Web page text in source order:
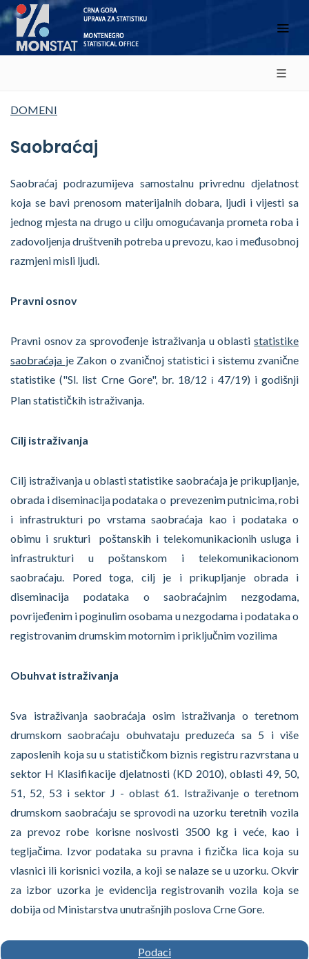
DOMENI
Saobraćaj
Saobraćaj podrazumijeva samostalnu privrednu djelatnost
koja se bavi prenosom materijalnih dobara, ljudi i vijesti sa
jednog mjesta na drugo u cilju omogućavanja prometa roba i
zadovoljenja društvenih potreba u prevozu, kao i međusobnoj
razmjeni misli ljudi.
Pravni osnov
Pravni osnov za sprovođenje istraživanja u oblasti statistike
saobraćaja je Zakon o zvaničnoj statistici i sistemu zvanične
statistike ("Sl. list Crne Gore", br. 18/12 i 47/19) i godišnji
Plan statističkih istraživanja.
Cilj istraživanja
Cilj istraživanja u oblasti statistike saobraćaja je prikupljanje,
obrada i diseminacija podataka o prevezenim putnicima, robi
i infrastrukturi po vrstama saobraćaja kao i podataka o
obimu i srukturi poštanskih i telekomunikacionih usluga i
infrastrukturi u poštanskom i telekomunikacionom
saobraćaju. Pored toga, cilj je i prikupljanje obrada i
diseminacija podataka o saobraćajnim nezgodama,
povrijeđenim i poginulim osobama u nezgodama i podataka o
registrovanim drumskim motornim i priključnim vozilima
Obuhvat istraživanja
Sva istraživanja saobraćaja osim istraživanja o teretnom
drumskom saobraćaju obuhvataju preduzeća sa 5 i više
zaposlenih koja su u statističkom biznis registru razvrstana u
sektor H Klasifikacije djelatnosti (KD 2010), oblasti 49, 50,
51, 52, 53 i sektor J - oblast 61. Istraživanje o teretnom
drumskom saobraćaju se sprovodi na uzorku teretnih vozila
za prevoz robe korisne nosivosti 3500 kg i veće, kao i
tegljačima. Izvor podataka su pravna i fizička lica koja su
vlasnici ili korisnici vozila, a koji se nalaze se u uzorku. Okvir
za izbor uzorka je evidencija registrovanih vozila koja se
dobija od Ministarstva unutrašnjih poslova Crne Gore.
Podaci